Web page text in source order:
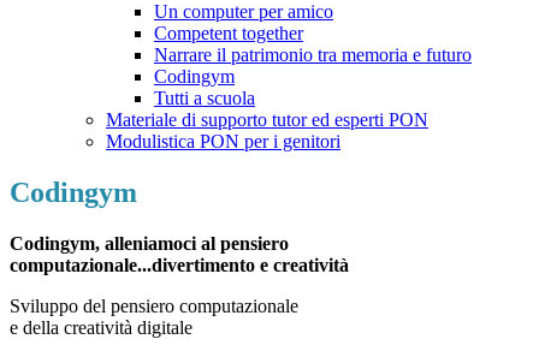
Un computer per amico
Competent together
Narrare il patrimonio tra memoria e futuro
Codingym
Tutti a scuola
Materiale di supporto tutor ed esperti PON
Modulistica PON per i genitori
Codingym
Codingym, alleniamoci al pensiero
computazionale...divertimento e creatività
Sviluppo del pensiero computazionale
e della creatività digitale